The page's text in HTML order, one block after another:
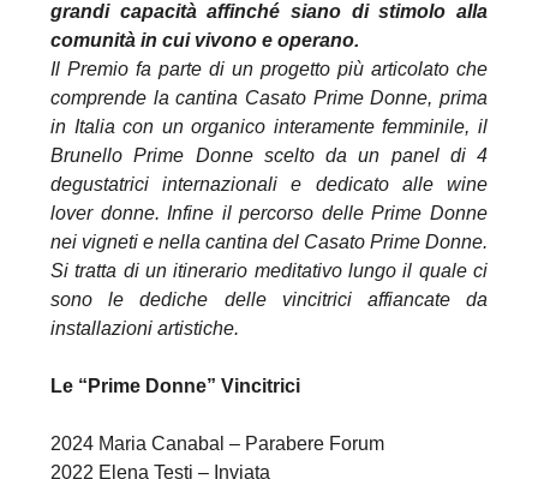
grandi capacità affinché siano di stimolo alla
comunità in cui vivono e operano.
Il Premio fa parte di un progetto più articolato che
comprende la cantina Casato Prime Donne, prima
in Italia con un organico interamente femminile, il
Brunello Prime Donne scelto da un panel di 4
degustatrici internazionali e dedicato alle wine
lover donne. Infine il percorso delle Prime Donne
nei vigneti e nella cantina del Casato Prime Donne.
Si tratta di un itinerario meditativo lungo il quale ci
sono le dediche delle vincitrici affiancate da
installazioni artistiche.
Le “Prime Donne” Vincitrici
2024 Maria Canabal – Parabere Forum
2022 Elena Testi – Inviata